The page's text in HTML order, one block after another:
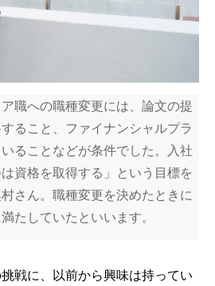
職への職種変更には、論文の提
ること、ファイナンシャルプラ
ることなどが条件でした。入社
資格を取得する」という目標を
さん。職種変更を決めたときに
たしていたといいます。
戦に、以前から興味は持ってい